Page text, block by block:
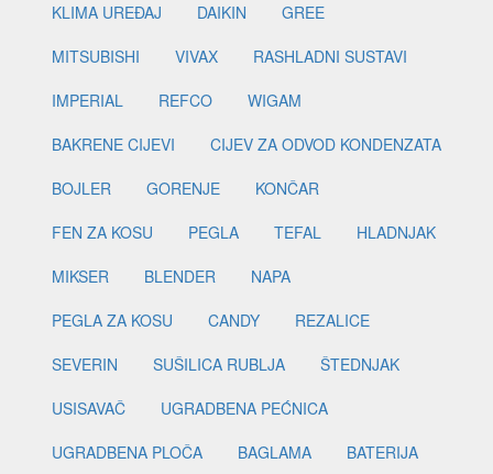
KLIMA UREĐAJ
DAIKIN
GREE
MITSUBISHI
VIVAX
RASHLADNI SUSTAVI
IMPERIAL
REFCO
WIGAM
BAKRENE CIJEVI
CIJEV ZA ODVOD KONDENZATA
BOJLER
GORENJE
KONČAR
FEN ZA KOSU
PEGLA TEFAL
HLADNJAK
MIKSER
BLENDER
NAPA
PEGLA ZA KOSU
CANDY
REZALICE
SEVERIN
SUŠILICA RUBLJA
ŠTEDNJAK
USISAVAČ
UGRADBENA PEĆNICA
UGRADBENA PLOČA
BAGLAMA
BATERIJA